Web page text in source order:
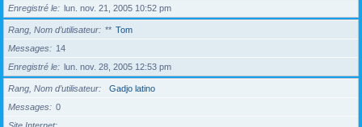
Enregistré le
lun. nov. 21, 2005 10:52 pm
Rang, Nom d’utilisateur ** Tom
Messages
14
Enregistré le
lun. nov. 28, 2005 12:53 pm
Rang, Nom d’utilisateur
Gadjo latino
Messages
0